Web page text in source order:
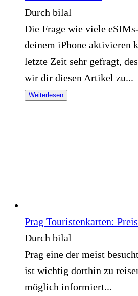
Durch bilal
Die Frage wie viele
deinem iPhone aktivieren
letzte Zeit sehr gefragt,
wir dir diesen Artikel zu...
Weiterlesen
Prag Touristenkarten:
Durch bilal
Prag eine der meist
ist wichtig dorthin zu
möglich informiert...